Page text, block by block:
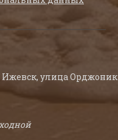
Ижевск, улица